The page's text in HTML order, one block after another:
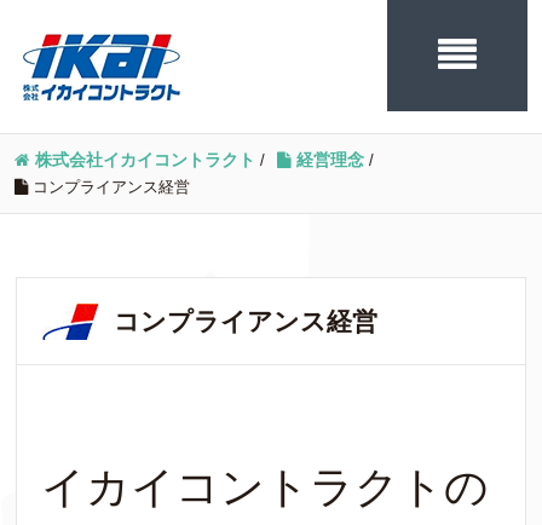
株式会社イカイコントラクト / 経営理念 /
コンプライアンス経営
コンプライアンス経営
イカイコントラクトの